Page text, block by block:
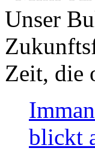
Unser
Zeit, die
blickt